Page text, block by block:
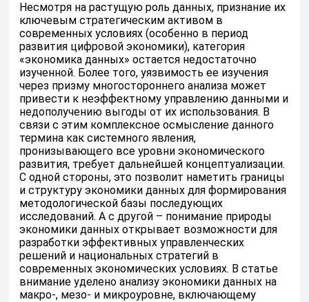
Несмотря на растущую роль данных, признание их
ключевым стратегическим активом в
современных условиях (особенно в период
развития цифровой экономики), категория
«экономика данных» остается недостаточно
изученной. Более того, уязвимость ее изучения
через призму многостороннего анализа может
привести к неэффектному управлению данными и
недополучению выгоды от их использования. В
связи с этим комплексное осмысление данного
термина как системного явления,
пронизывающего все уровни экономического
развития, требует дальнейшей концептуализации.
С одной стороны, это позволит наметить границы
и структуру экономики данных для формирования
методологической базы последующих
исследований. А с другой – понимание природы
экономики данных открывает возможности для
разработки эффективных управленческих
решений и национальных стратегий в
современных экономических условиях. В статье
внимание уделено анализу экономики данных на
макро-, мезо- и микроуровне, включающему